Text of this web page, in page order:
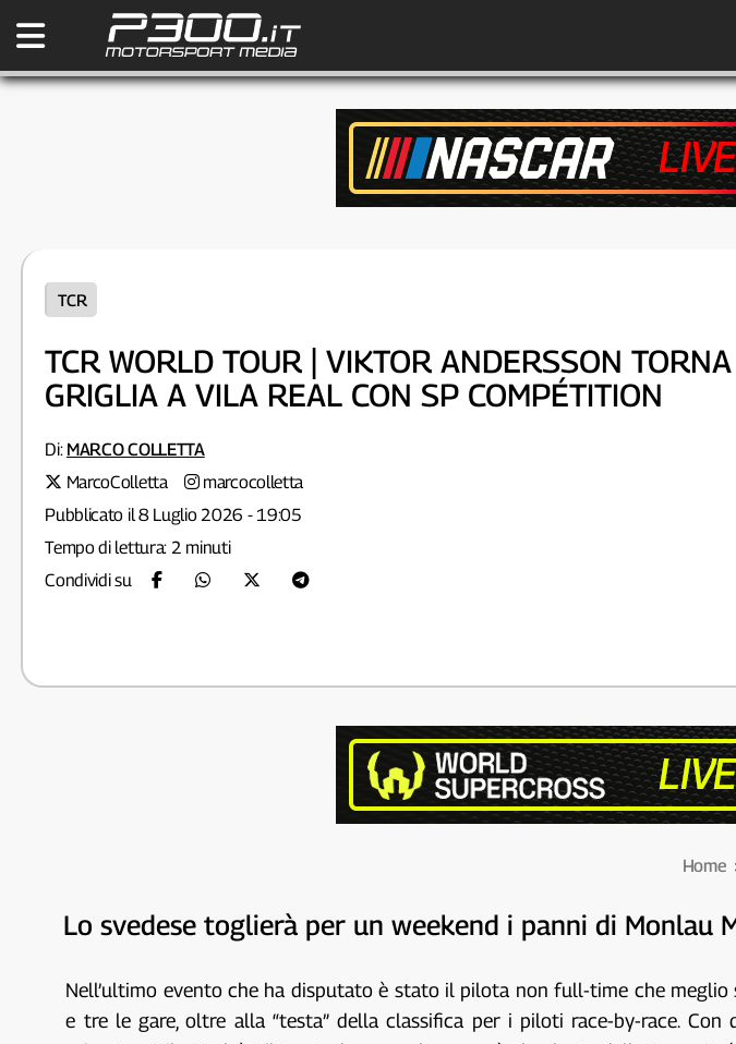
TCR
TCR WORLD TOUR | VIKTOR ANDERSSON
GRIGLIA A VILA REAL CON SP COMPÉTITION
Di: MARCO COLLETTA
MarcoColletta
marcocolletta
Pubblicato il 8 Luglio 2026 - 19:05
Tempo di lettura: 2 minuti
Condividi su
Home
Lo svedese toglierà per un weekend i panni di
Nell’ultimo evento che ha disputato è stato il pilota non full-time che
e tre le gare, oltre alla “testa” della classifica per i piloti race-by-race.